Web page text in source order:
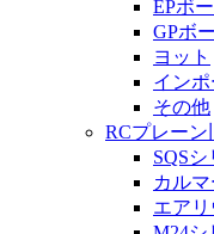
EPボ
GPボ
ヨット
イン
その他
RCプレーン
SQS
カル
エア